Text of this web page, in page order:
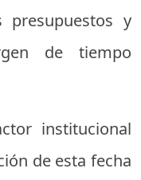
presupuestos y
de tiempo
institucional
de esta fecha